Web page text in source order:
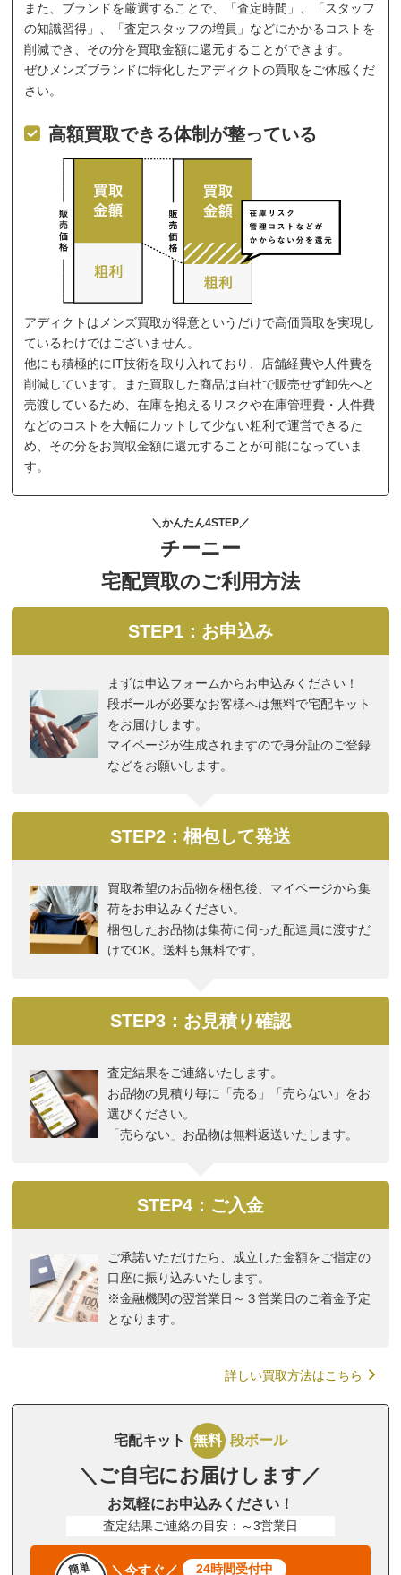
また、ブランドを厳選することで、「査定時間」、「スタッフ
の知識習得」、「査定スタッフの増員」などにかかるコストを
削減でき、その分を買取金額に還元することができます。
ぜひメンズブランドに特化したアディクトの買取をご体感くだ
さい。
高額買取できる体制が整っている
アディクトはメンズ買取が得意というだけで高価買取を実現し
ているわけではございません。
他にも積極的にIT技術を取り入れており、店舗経費や人件費を
削減しています。また買取した商品は自社で販売せず卸先へと
売渡しているため、在庫を抱えるリスクや在庫管理費・人件費
などのコストを大幅にカットして少ない粗利で運営できるた
め、その分をお買取金額に還元することが可能になっていま
す。
＼かんたん4STEP／
チーニー
宅配買取のご利用方法
STEP1：お申込み
まずは申込フォームからお申込みください！
段ボールが必要なお客様へは無料で宅配キット
をお届けします。
マイページが生成されますので身分証のご登録
などをお願いします。
STEP2：梱包して発送
買取希望のお品物を梱包後、マイページから集
荷をお申込みください。
梱包したお品物は集荷に伺った配達員に渡すだ
けでOK。送料も無料です。
STEP3：お見積り確認
査定結果をご連絡いたします。
お品物の見積り毎に「売る」「売らない」をお
選びください。
「売らない」お品物は無料返送いたします。
STEP4：ご入金
ご承諾いただけたら、成立した金額をご指定の
口座に振り込みいたします。
※金融機関の翌営業日～３営業日のご着金予定
となります。
詳しい買取方法はこちら
宅配キット 無料 段ボール
＼ご自宅にお届けします／
お気軽にお申込みください！
査定結果ご連絡の目安：～3営業日
簡単 ＼今すぐ／ 24時間受付中